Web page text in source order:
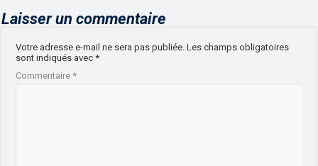
Laisser un commentaire
Votre adresse e-mail ne sera pas publiée. Les champs obligatoires
sont indiqués avec*
Commentaire*